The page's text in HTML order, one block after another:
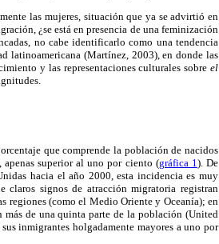
las mujeres, situación que ya se advirtió en
¿se está en presencia de una feminización
no cabe identificarlo como una tendencia
latinoamericana (Martínez, 2003), en donde las
y las representaciones culturales sobre el
que comprende la población de nacidos
superior al uno por ciento (gráfica 1). De
hacia el año 2000, esta incidencia es muy
claros signos de atracción migratoria registran
regiones (como el Medio Oriente y Oceanía); en
de una quinta parte de la población (United
inmigrantes holgadamente mayores a uno por